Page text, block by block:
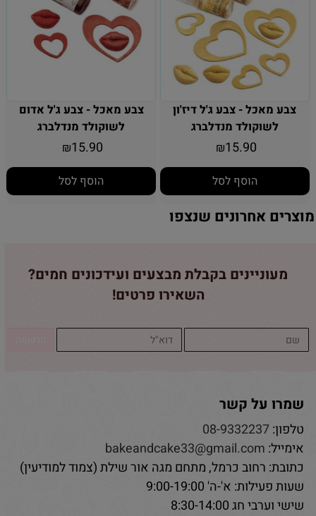
צבע מאכל - צבע ג'ל דיז'ון
לשוקולד מנדלברג
₪15.90
הוסף לסל
צבע מאכל - צבע ג'ל אדום
לשוקולד מנדלברג
₪15.90
הוסף לסל
מוצרים אחרונים שנצפו
מעוניינים בקבלת מבצעים ועידכונים חמים?
השאירו פרטים!
שמרו על קשר
טלפון:08-9332237
אימייל: bakeandcake33@gmail.com
כתובת: רחוב כרמל, מתחם מגה אור שילת (צמוד למודיעין)
שעות פעילות: א'-ה' 9:00-19:00
שישי וערבי חג 8:30-14:00